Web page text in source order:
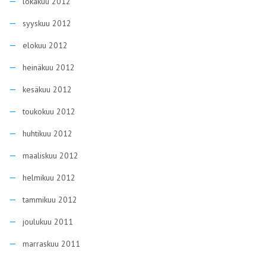
syyskuu 2012
elokuu 2012
heinäkuu 2012
kesäkuu 2012
toukokuu 2012
huhtikuu 2012
maaliskuu 2012
helmikuu 2012
tammikuu 2012
joulukuu 2011
marraskuu 2011